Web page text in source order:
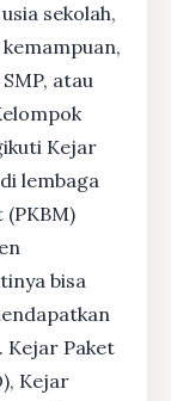
sekolah,
atau
Kejar
lembaga
bisa
Kejar Paket
Kejar